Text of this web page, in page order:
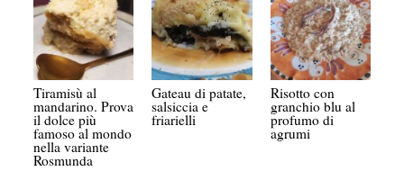
Tiramisù al
mandarino. Prova
il dolce più
famoso al mondo
nella variante
Rosmunda
Gateau di patate,
salsiccia e
friarielli
Risotto con
granchio blu al
profumo di
agrumi